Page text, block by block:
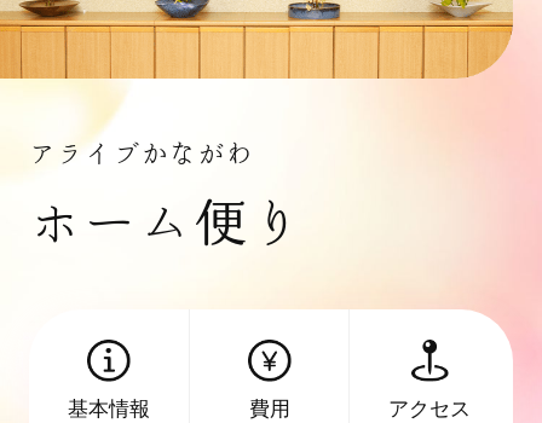
アライブかながわ
ホーム便り
基本情報 費用 アクセス